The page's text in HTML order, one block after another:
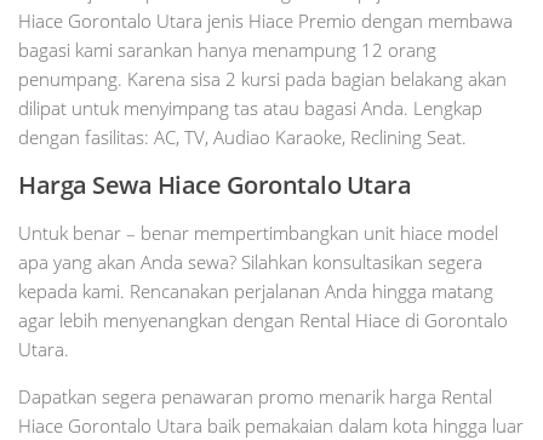
Hiace Gorontalo Utara jenis Hiace Premio dengan membawa
bagasi kami sarankan hanya menampung 12 orang
penumpang. Karena sisa 2 kursi pada bagian belakang akan
dilipat untuk menyimpang tas atau bagasi Anda. Lengkap
dengan fasilitas: AC, TV, Audiao Karaoke, Reclining Seat.
Harga Sewa Hiace Gorontalo Utara
Untuk benar – benar mempertimbangkan unit hiace model
apa yang akan Anda sewa? Silahkan konsultasikan segera
kepada kami. Rencanakan perjalanan Anda hingga matang
agar lebih menyenangkan dengan Rental Hiace di Gorontalo
Utara.
Dapatkan segera penawaran promo menarik harga Rental
Hiace Gorontalo Utara baik pemakaian dalam kota hingga luar